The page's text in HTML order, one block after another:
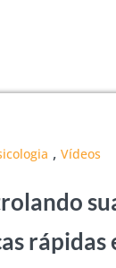
, Vídeos
rápidas